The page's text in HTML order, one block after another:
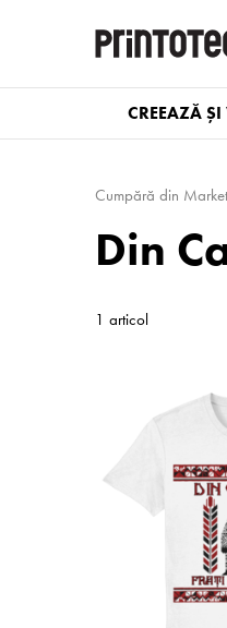
CREEAZĂ
Cumpără din
Din
1 articol